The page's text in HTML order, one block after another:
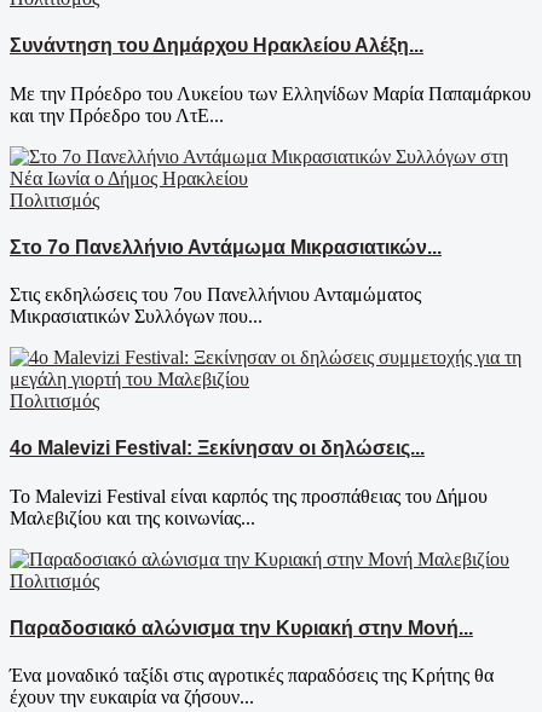
Συνάντηση του Δημάρχου Ηρακλείου Αλέξη...
Με την Πρόεδρο του Λυκείου των Ελληνίδων Μαρία Παπαμάρκου
και την Πρόεδρο του ΛτΕ...
Πολιτισμός
Στο 7ο Πανελλήνιο Αντάμωμα Μικρασιατικών...
Στις εκδηλώσεις του 7ου Πανελλήνιου Ανταμώματος
Μικρασιατικών Συλλόγων που...
Πολιτισμός
4ο Malevizi Festival: Ξεκίνησαν οι δηλώσεις...
Το Malevizi Festival είναι καρπός της προσπάθειας του Δήμου
Μαλεβιζίου και της κοινωνίας...
Πολιτισμός
Παραδοσιακό αλώνισμα την Κυριακή στην Μονή...
Ένα μοναδικό ταξίδι στις αγροτικές παραδόσεις της Κρήτης θα
έχουν την ευκαιρία να ζήσουν...